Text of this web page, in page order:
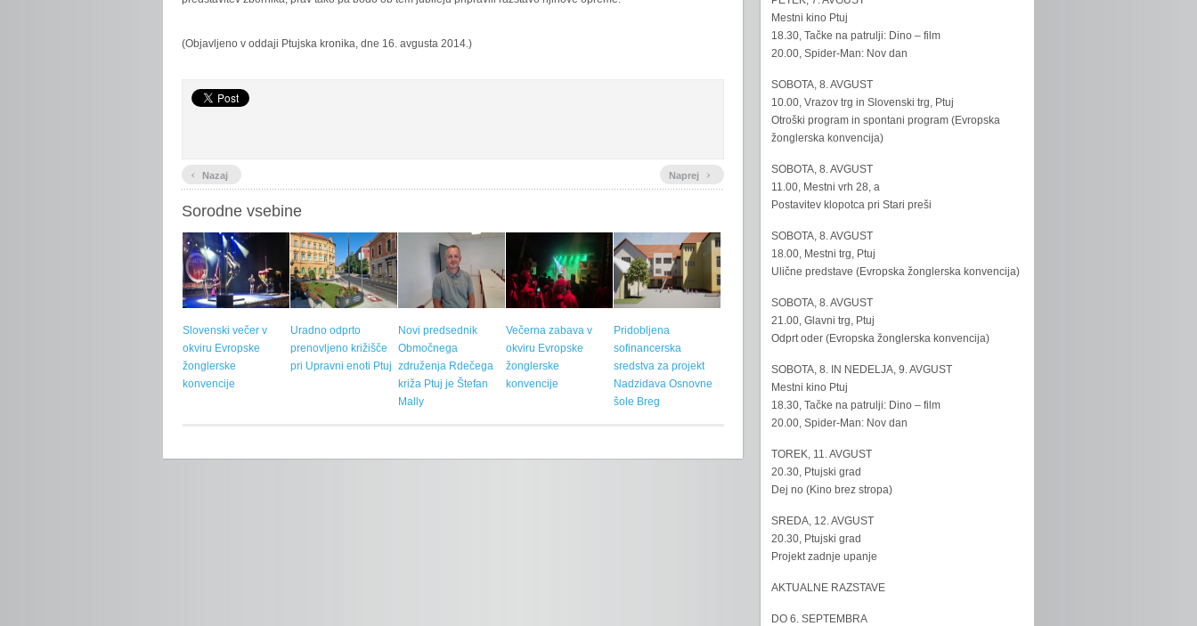
(Objavljeno v oddaji Ptujska kronika, dne 16. avgusta 2014.)
‹ Nazaj Naprej ›
Sorodne vsebine
Slovenski večer v
okviru Evropske
žonglerske
konvencije
Uradno odprto
prenovljeno križišče
pri Upravni enoti Ptuj
Novi predsednik
Območnega
združenja Rdečega
križa Ptuj je Štefan
Mally
Večerna zabava v
okviru Evropske
žonglerske
konvencije
Pridobljena
sofinancerska
sredstva za projekt
Nadzidava Osnovne
šole Breg
Mestni kino Ptuj
18.30, Tačke na patrulji: Dino – film
20.00, Spider-Man: Nov dan
SOBOTA, 8. AVGUST
10.00, Vrazov trg in Slovenski trg, Ptuj
Otroški program in spontani program (Evropska
žonglerska konvencija)
SOBOTA, 8. AVGUST
11.00, Mestni vrh 28, a
Postavitev klopotca pri Stari preši
SOBOTA, 8. AVGUST
18.00, Mestni trg, Ptuj
Ulične predstave (Evropska žonglerska konvencija)
SOBOTA, 8. AVGUST
21.00, Glavni trg, Ptuj
Odprt oder (Evropska žonglerska konvencija)
SOBOTA, 8. IN NEDELJA, 9. AVGUST
Mestni kino Ptuj
18.30, Tačke na patrulji: Dino – film
20.00, Spider-Man: Nov dan
TOREK, 11. AVGUST
20.30, Ptujski grad
Dej no (Kino brez stropa)
SREDA, 12. AVGUST
20.30, Ptujski grad
Projekt zadnje upanje
AKTUALNE RAZSTAVE
DO 6. SEPTEMBRA